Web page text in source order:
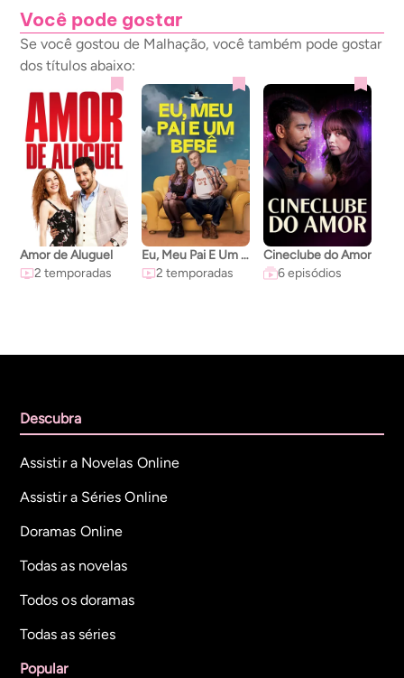
Você pode gostar
Se você gostou de Malhação, você também pode gostar
dos títulos abaixo:
Amor de Aluguel
2 temporadas
Eu, Meu Pai E Um Bebê
2 temporadas
Cineclube do Amor
6 episódios
Descubra
Assistir a Novelas Online
Assistir a Séries Online
Doramas Online
Todas as novelas
Todos os doramas
Todas as séries
Popular